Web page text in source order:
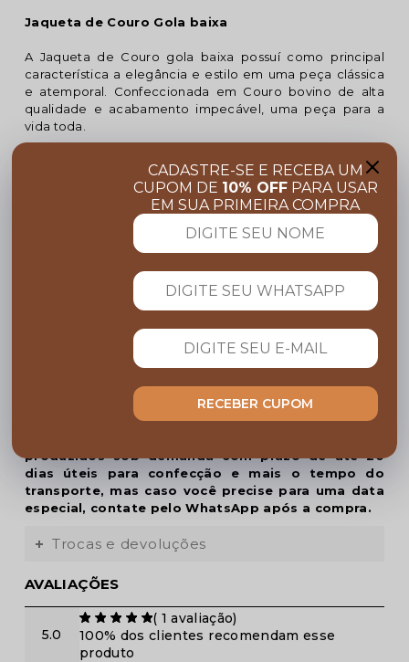
Jaqueta de Couro Gola baixa
A Jaqueta de Couro gola baixa possuí como principal
característica a elegância e estilo em uma peça clássica
e atemporal. Confeccionada em Couro bovino de alta
qualidade e acabamento impecável, uma peça para a
vida toda.
Esta jaqueta é confeccionada
100% em couro bovino de alta qualidade, garantindo
conforto térmico e durabilidade.
Confeccionada com forro 100% poliéster
garantindo conforto térmico que o mantém aquecido em
Detalhes minimalistas com dois bolsos
A Jaqueta de Couro Gola baixa possuí um
acabamento impecável e um excelente caimento.
É confeccionada em alto padrão de qualidade,
garantindo qualidade e durabilidade.
produzidos sob demanda com prazo de até 20
dias úteis para confecção e mais o tempo do
transporte, mas caso você precise para uma data
especial, contate pelo WhatsApp após a compra.
Trocas e devoluções
AVALIAÇÕES
5.0
( 1 avaliação)
100% dos clientes recomendam esse
produto
CADASTRE-SE E RECEBA UM
CUPOM DE 10% OFFPARA USAR
EM SUA PRIMEIRA COMPRA
RECEBER CUPOM